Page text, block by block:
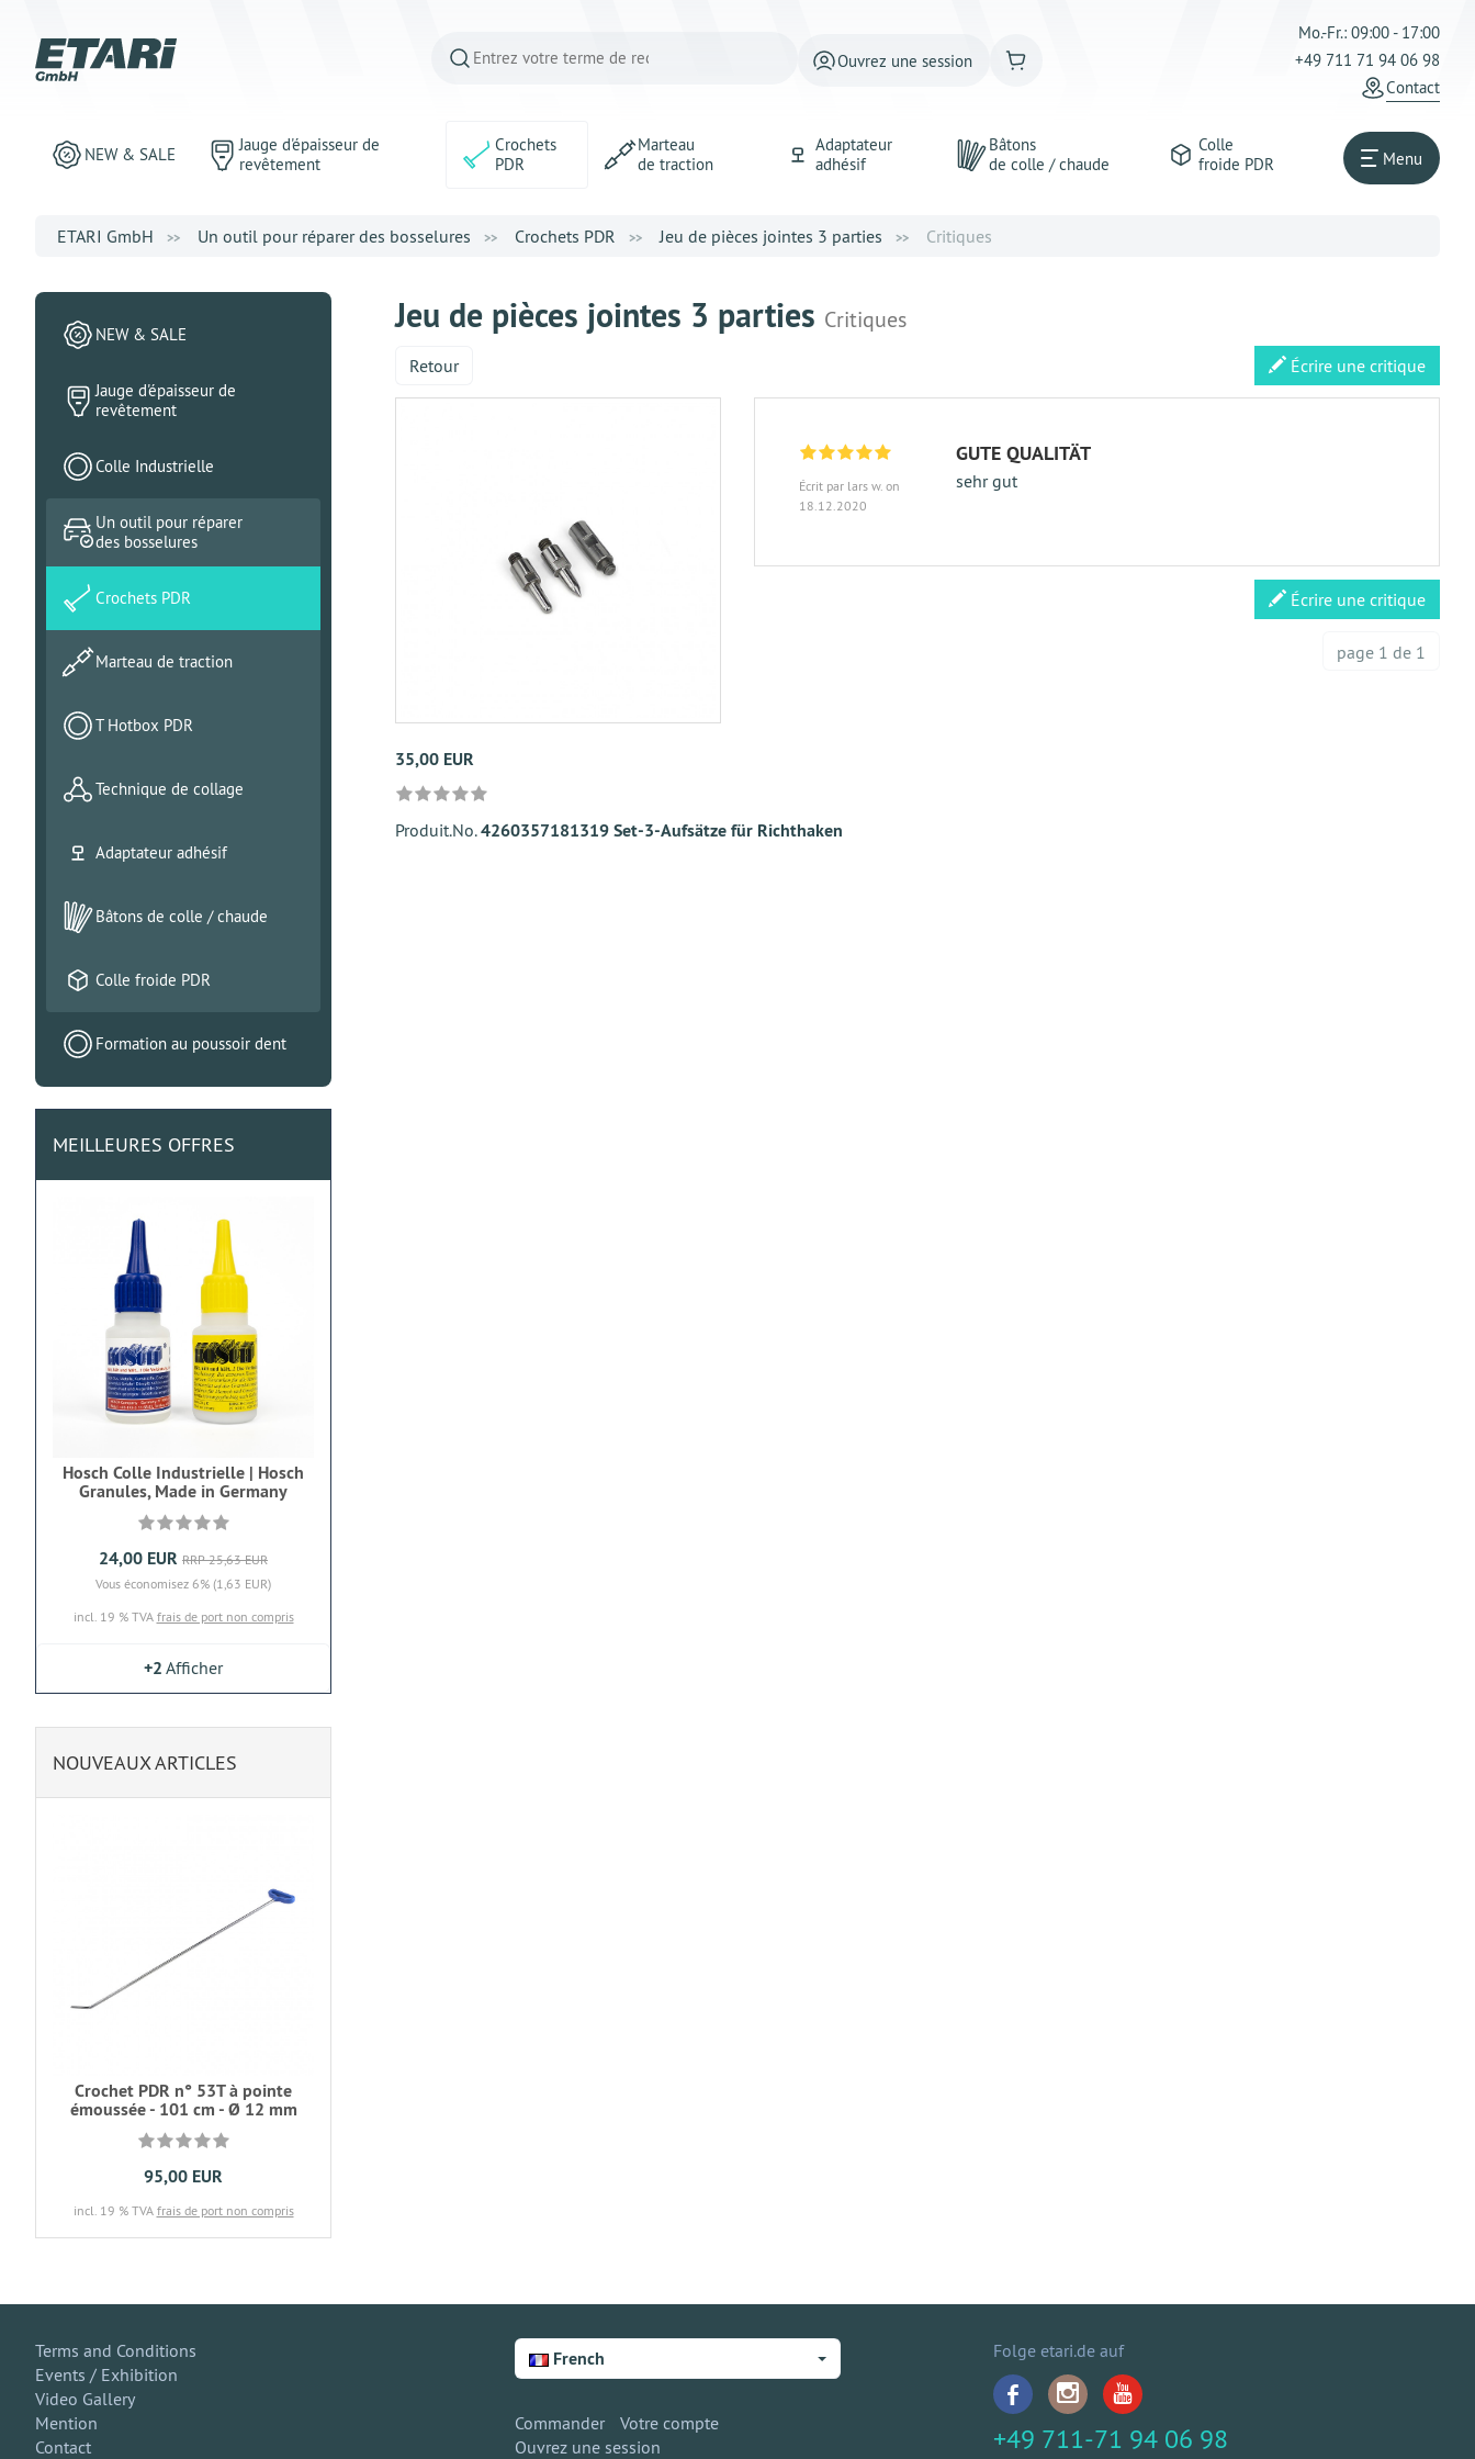
Ouvrez une session
Mo.-Fr.: 09:00 - 17:00
+49 711 71 94 06 98
Сontact
NEW & SALE
Jauge d'épaisseur de
revêtement
Crochets
PDR
Marteau
de traction
Adaptateur
adhésif
Bâtons
de colle / chaude
Colle
froide PDR
Menu
ETARI GmbH Un outil pour réparer des bosselures Crochets PDR Jeu de pièces jointes 3 parties Critiques
Jeu de pièces jointes 3 parties Critiques
Retour
35,00 EUR
Produit.No.4260357181319 Set-3-Aufsätze für Richthaken
Écrire une critique
Écrit par lars w. on
18.12.2020
GUTE QUALITÄT
sehr gut
Écrire une critique
page 1 de 1
NEW & SALE
Jauge d'épaisseur de
revêtement
Colle Industrielle
Un outil pour réparer
des bosselures
Crochets PDR
Marteau de traction
T Hotbox PDR
Technique de collage
Adaptateur adhésif
Bâtons de colle / chaude
Colle froide PDR
Formation au poussoir dent
MEILLEURES OFFRES
Hosch Colle Industrielle | Hosch
Granules, Made in Germany
24,00 EUR RRP 25,63 EUR
Vous économisez 6% (1,63 EUR)
incl. 19 % TVA frais de port non compris
+2 Afficher
NOUVEAUX ARTICLES
Crochet PDR n° 53T à pointe
émoussée - 101 cm - Ø 12 mm
95,00 EUR
incl. 19 % TVA frais de port non compris
Terms and Conditions
Events / Exhibition
Video Gallery
Mention
Contact
French
Commander
Votre compte
Ouvrez une session
Folge etari.de auf
+49 711-71 94 06 98